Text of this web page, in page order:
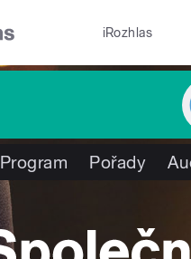
iRozhlas
Program Pořady